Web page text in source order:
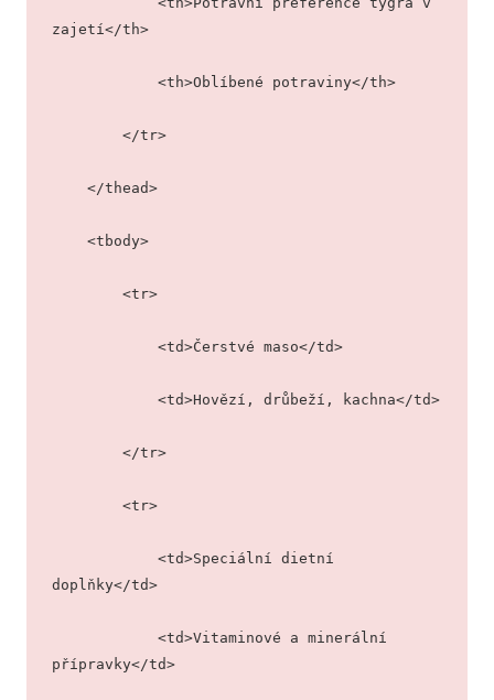
zajetí</th>
            <th>Oblíbené potraviny</th>
        </tr>
    </thead>
    <tbody>
        <tr>
            <td>Čerstvé maso</td>
            <td>Hovězí, drůbeží, kachna</td>
        </tr>
        <tr>
doplňky</td>
přípravky</td>